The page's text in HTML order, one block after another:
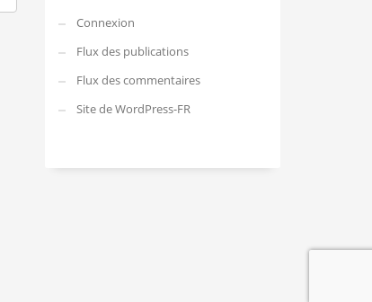
Connexion
Flux des publications
Flux des commentaires
Site de WordPress-FR